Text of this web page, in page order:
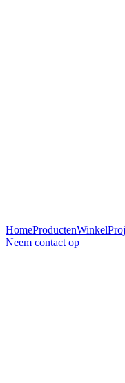
HomeProductenWinkel
Neem contact op